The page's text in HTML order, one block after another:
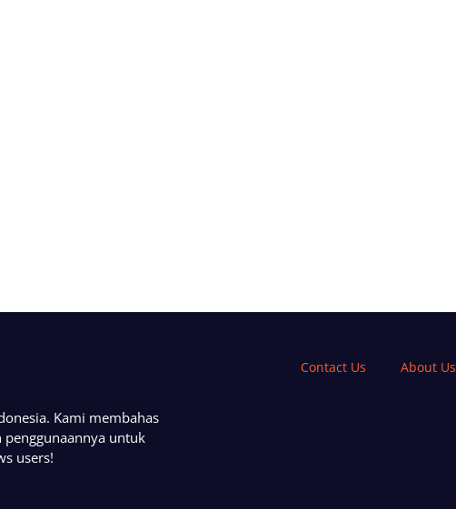
Kami membahas
penggunaannya untuk
users!
Contact Us About Us